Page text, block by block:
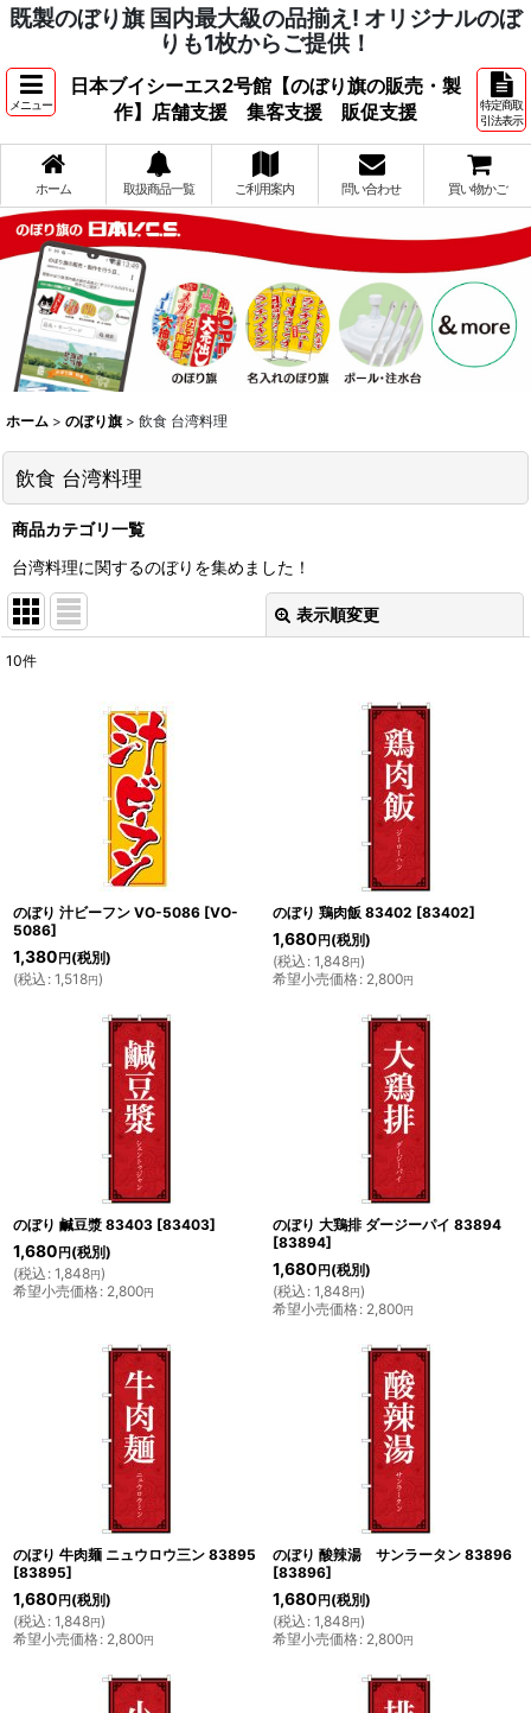
既製のぼり旗 国内最大級の品揃え! オリジナルのぼ
りも1枚からご提供！
メニュー
日本ブイシーエス2号館【のぼり旗の販売・製
作】店舗支援 集客支援 販促支援
特定商取
引法表示
ホーム 取扱商品一覧 ご利用案内 問い合わせ 買い物かご
ホーム > のぼり旗 > 飲食 台湾料理
飲食 台湾料理
商品カテゴリ一覧
台湾料理に関するのぼりを集めました！
表示順変更
10件
のぼり 汁ビーフン VO-5086 [VO-
5086]
1,380 円 (税別)
(税込 : 1,518円)
のぼり 鶏肉飯 83402 [83402]
1,680 円 (税別)
(税込 : 1,848円)
希望小売価格: 2,800円
のぼり 鹹豆漿 83403 [83403]
1,680 円 (税別)
(税込 : 1,848円)
希望小売価格: 2,800円
のぼり 大鶏排 ダージーパイ 83894
[83894]
1,680 円 (税別)
(税込 : 1,848円)
希望小売価格: 2,800円
のぼり 牛肉麺 ニュウロウ三ン 83895
[83895]
1,680 円 (税別)
(税込 : 1,848円)
希望小売価格: 2,800円
のぼり 酸辣湯 サンラータン 83896
[83896]
1,680 円 (税別)
(税込 : 1,848円)
希望小売価格: 2,800円